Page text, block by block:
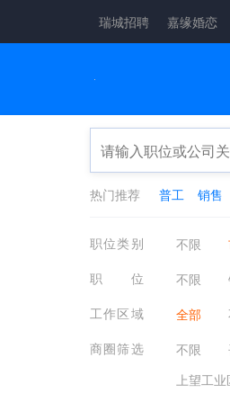
瑞城招聘 嘉缘婚恋
热门推荐 普工 销售
职位类别 不限
餐饮休闲
影视媒体
职位
不限
推（营、
市场/行
工作区域
全部
潘岱街道
鹿城区
商圈筛选
不限
上望工业